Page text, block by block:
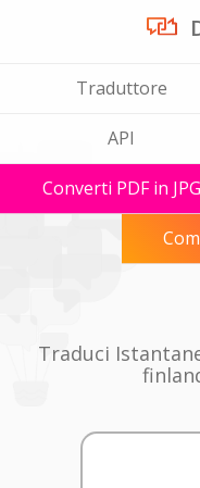
Traduttore
API
Converti PDF in JPG
Traduci